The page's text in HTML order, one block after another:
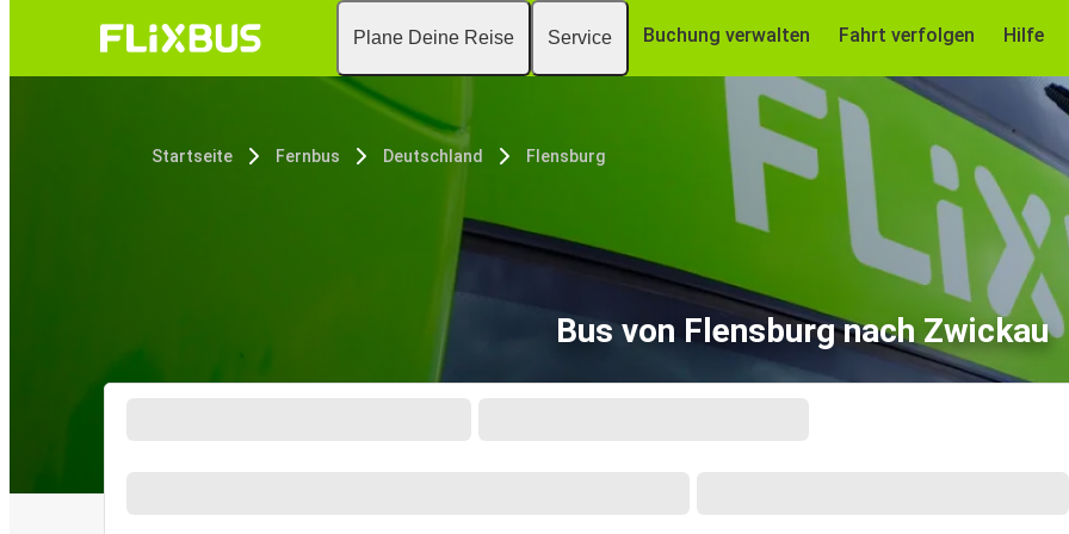
Plane Deine Reise Service Buchung verwalten Fahrt verfolgen Hilfe
Startseite Fernbus Deutschland Flensburg
Bus von Flensburg nach Zwickau